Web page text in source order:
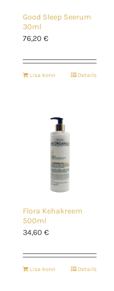
Good Sleep Seerum
30ml
76,20 €
Lisa korvi Details
Flora Kehakreem
500ml
34,60 €
Lisa korvi Details